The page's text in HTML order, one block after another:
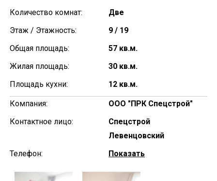
Количество комнат:
Две
Этаж / Этажность:
9 / 19
Общая площадь:
57 кв.м.
Жилая площадь:
30 кв.м.
Площадь кухни:
12 кв.м.
Компания:
ООО "ПРК Спецстрой"
Контактное лицо:
Спецстрой
Левенцовский
Телефон:
Показать